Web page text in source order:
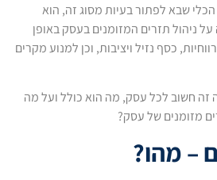
שבא לפתור בעיות מסוג זה, הוא
ניהול תזרים המזומנים בעסק באופן
כסף נזיל ויציבות, וכן למנוע מקרים
זה חשוב לכל עסק, מה הוא כולל ועל מה
מזומנים של עסק?
– מהו?